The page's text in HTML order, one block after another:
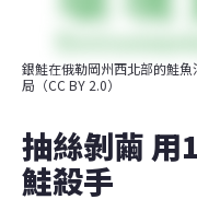
銀鮭在俄勒岡州西北部的鮭
局（CC BY 2.0）
抽絲剝繭 用
鮭殺手